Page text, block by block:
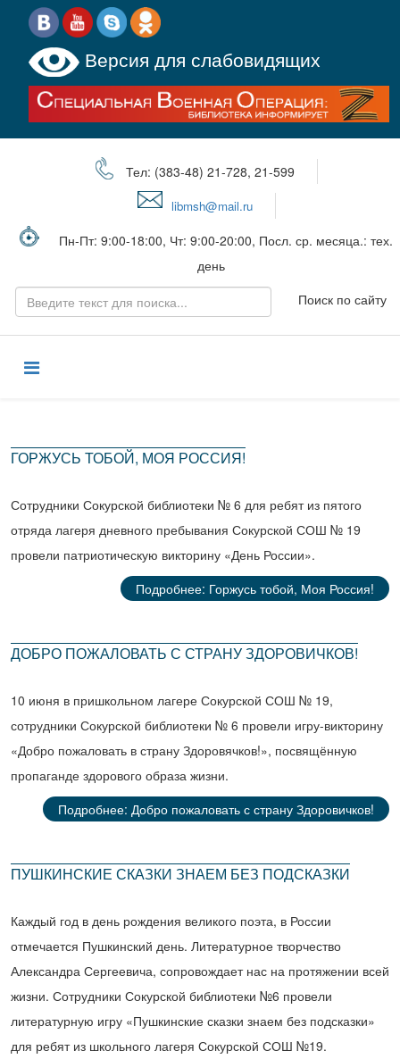
Версия для слабовидящих
Тел: (383-48) 21-728, 21-599
libmsh@mail.ru
Пн-Пт: 9:00-18:00, Чт: 9:00-20:00, Посл. ср. месяца.: тех.
день
Поиск по сайту
ГОРЖУСЬ ТОБОЙ, МОЯ РОССИЯ!
Сотрудники Сокурской библиотеки № 6 для ребят из пятого
отряда лагеря дневного пребывания Сокурской СОШ № 19
провели патриотическую викторину «День России».
Подробнее: Горжусь тобой, Моя Россия!
ДОБРО ПОЖАЛОВАТЬ С СТРАНУ ЗДОРОВИЧКОВ!
10 июня в пришкольном лагере Сокурской СОШ № 19,
сотрудники Сокурской библиотеки № 6 провели игру-викторину
«Добро пожаловать в страну Здоровячков!», посвящённую
пропаганде здорового образа жизни.
Подробнее: Добро пожаловать с страну Здоровичков!
ПУШКИНСКИЕ СКАЗКИ ЗНАЕМ БЕЗ ПОДСКАЗКИ
Каждый год в день рождения великого поэта, в России
отмечается Пушкинский день. Литературное творчество
Александра Сергеевича, сопровождает нас на протяжении всей
жизни. Сотрудники Сокурской библиотеки №6 провели
литературную игру «Пушкинские сказки знаем без подсказки»
для ребят из школьного лагеря Сокурской СОШ №19.